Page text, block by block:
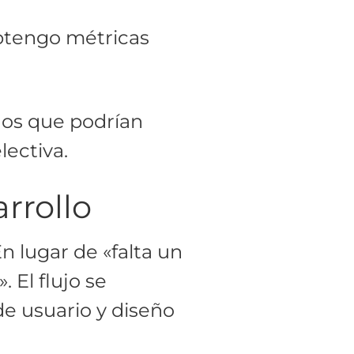
métricas
que podrían
lugar de «falta un
El flujo se
usuario y diseño